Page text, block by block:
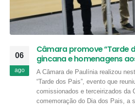
06
ago
Câmara promove “Tarde
gincana e homenagens
A Câmara de Paulínia realizou
“Tarde dos Pais”, evento que
comissionados e terceirizados da
comemoração do Dia dos Pais, a